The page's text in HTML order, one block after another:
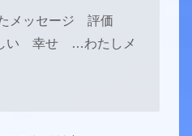
ッセージ 評価
い 幸せ …わたしメ